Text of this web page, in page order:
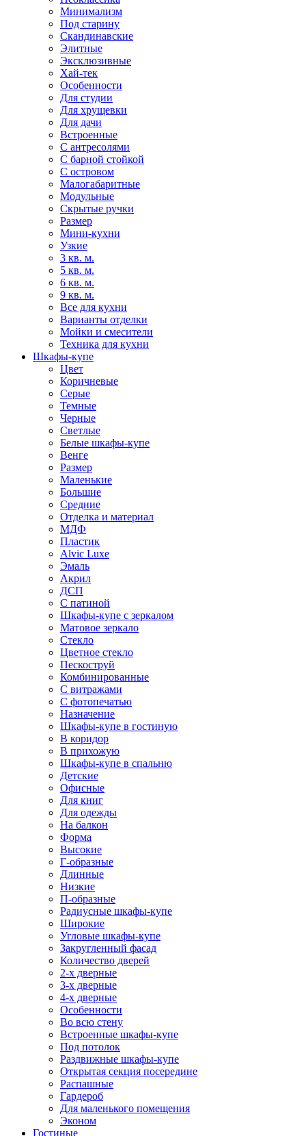
Минимализм
Под старину
Скандинавские
Элитные
Эксклюзивные
Хай-тек
Особенности
Для студии
Для хрущевки
Для дачи
Встроенные
С антресолями
С барной стойкой
С островом
Малогабаритные
Модульные
Скрытые ручки
Размер
Мини-кухни
Узкие
3 кв. м.
5 кв. м.
6 кв. м.
9 кв. м.
Все для кухни
Варианты отделки
Мойки и смесители
Техника для кухни
Шкафы-купе
Цвет
Коричневые
Серые
Темные
Черные
Светлые
Белые шкафы-купе
Венге
Размер
Маленькие
Большие
Средние
Отделка и материал
МДФ
Пластик
Alvic Luxe
Эмаль
Акрил
ДСП
С патиной
Шкафы-купе с зеркалом
Матовое зеркало
Стекло
Цветное стекло
Пескоструй
Комбинированные
С витражами
С фотопечатью
Назначение
Шкафы-купе в гостиную
В коридор
В прихожую
Шкафы-купе в спальню
Детские
Офисные
Для книг
Для одежды
На балкон
Форма
Высокие
Г-образные
Длинные
Низкие
П-образные
Радиусные шкафы-купе
Широкие
Угловые шкафы-купе
Закругленный фасад
Количество дверей
2-х дверные
3-х дверные
4-х дверные
Особенности
Во всю стену
Встроенные шкафы-купе
Под потолок
Раздвижные шкафы-купе
Открытая секция посередине
Распашные
Гардероб
Для маленького помещения
Эконом
Гостиные